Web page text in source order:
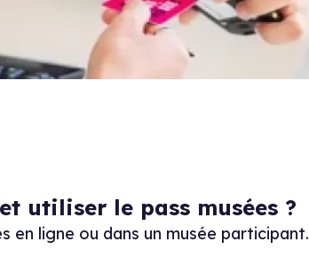
utiliser le pass musées ?
en ligne ou dans un musée participant.